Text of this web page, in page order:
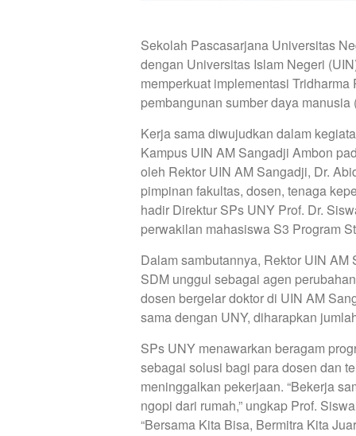
Sekolah Pascasarjana Universitas
dengan Universitas Islam Negeri
memperkuat implementasi
pembangunan sumber daya
Kerja sama diwujudkan dalam
Kampus UIN AM Sangadji Ambon
oleh Rektor UIN AM Sangadji, Dr.
pimpinan fakultas, dosen, tenaga
hadir Direktur SPs UNY Prof. Dr.
perwakilan mahasiswa S3 Program
Dalam sambutannya, Rektor UIN
SDM unggul sebagai agen
dosen bergelar doktor di UIN AM
sama dengan UNY, diharapkan
SPs UNY menawarkan beragam
sebagai solusi bagi para dosen dan
meninggalkan pekerjaan. “Bekerja
ngopi dari rumah,” ungkap Prof.
“Bersama Kita Bisa, Bermitra Kita